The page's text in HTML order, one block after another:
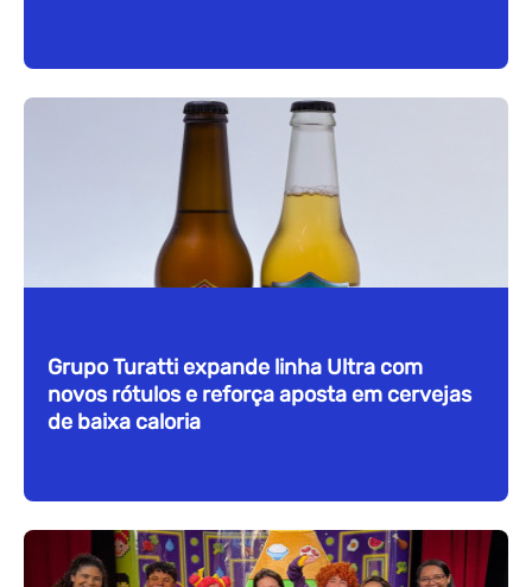
Grupo Turatti expande linha Ultra com
novos rótulos e reforça aposta em cervejas
de baixa caloria